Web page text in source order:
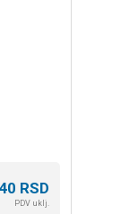
RSD
PDV uklj.